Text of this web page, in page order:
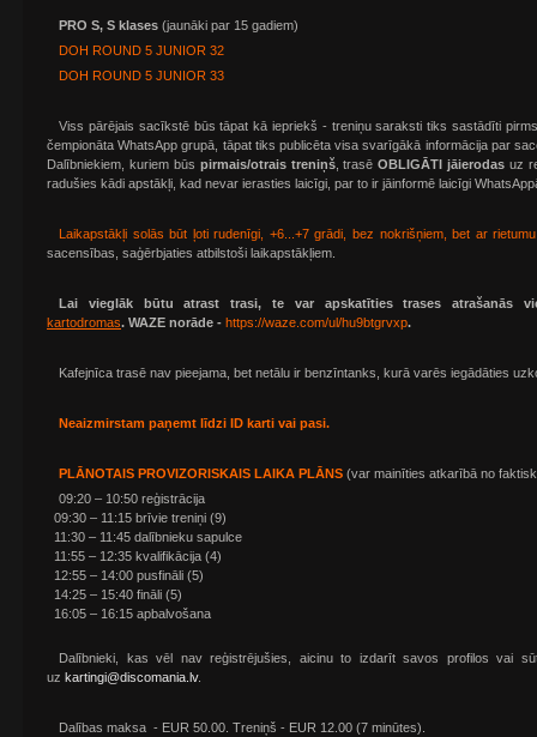
PRO S, S klases (jaunāki par 15 gadiem)
DOH ROUND 5 JUNIOR 32
DOH ROUND 5 JUNIOR 33
Viss pārējais sacīkstē būs tāpat kā iepriekš - treniņu saraksti tiks sastādīti
čempionāta WhatsApp grupā, tāpat tiks publicēta visa svarīgākā informācija par
Dalībniekiem, kuriem būs pirmais/otrais treniņš, trasēOBLIGĀTI jāierodas uz
radušies kādi apstākļi, kad nevar ierasties laicīgi, par to ir jāinformē laicīgi
Laikapstākļi solās būt ļoti rudenīgi, +6...+7 grādi, bez nokrišņiem, bet ar
sacensības, saģērbjaties atbilstoši laikapstākļiem.
Lai vieglāk būtu atrast trasi, te var apskatīties trases atrašanās
kartodromas. WAZE norāde - https://waze.com/ul/hu9btgrvxp.
Kafejnīca trasē nav pieejama, bet netālu ir benzīntanks, kurā varēs iegādāties
Neaizmirstam paņemt līdzi ID karti vai pasi.
PLĀNOTAIS PROVIZORISKAIS LAIKA PLĀNS (var mainīties atkarībā no
09:20 – 10:50 reģistrācija
09:30 – 11:15 brīvie treniņi (9)
11:30 – 11:45 dalībnieku sapulce
11:55 – 12:35 kvalifikācija (4)
12:55 – 14:00 pusfināli (5)
14:25 – 15:40 fināli (5)
16:05 – 16:15 apbalvošana
Dalībnieki, kas vēl nav reģistrējušies, aicinu to izdarīt savos profilos vai
uz kartingi@discomania.lv.
Dalības maksa - EUR 50.00. Treniņš - EUR 12.00 (7 minūtes).